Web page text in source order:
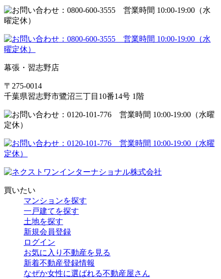
幕張・習志野店
〒275-0014
千葉県習志野市鷺沼三丁目10番14号 1階
買いたい
マンションを探す
一戸建てを探す
土地を探す
新規会員登録
ログイン
お気に入り不動産を見る
新着不動産登録情報
なぜか女性に選ばれる不動産屋さん